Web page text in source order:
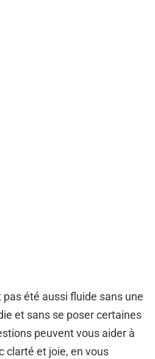
été aussi fluide sans une
et sans se poser certaines
peuvent vous aider à
clarté et joie, en vous